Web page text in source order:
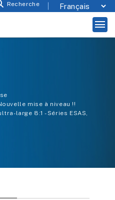
Recherche
mise à niveau !!
large 8:1 - Séries ESAS,